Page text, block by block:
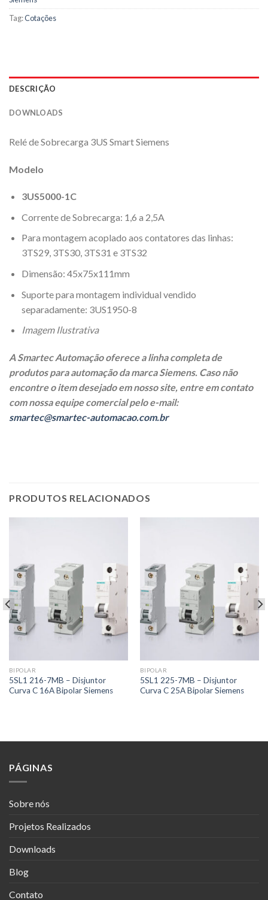
Tag:Cotações
DESCRIÇÃO
DOWNLOADS
Relé de Sobrecarga 3US Smart Siemens
Modelo
3US5000-1C
Corrente de Sobrecarga: 1,6 a 2,5A
Para montagem acoplado aos contatores das linhas:
3TS29, 3TS30, 3TS31 e 3TS32
Dimensão: 45x75x111mm
Suporte para montagem individual vendido
separadamente: 3US1950-8
Imagem Ilustrativa
A Smartec Automação oferece a linha completa de
produtos para automação da marca Siemens. Caso não
encontre o item desejado em nosso site, entre em contato
com nossa equipe comercial pelo e-mail:
smartec@smartec-automacao.com.br
PRODUTOS RELACIONADOS
BIPOLAR
5SL1 216-7MB – Disjuntor
Curva C 16A Bipolar Siemens
BIPOLAR
5SL1 225-7MB – Disjuntor
Curva C 25A Bipolar Siemens
PÁGINAS
Sobre nós
Projetos Realizados
Downloads
Blog
Contato